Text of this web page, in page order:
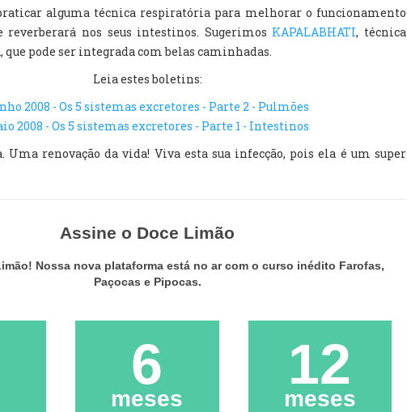
alguma técnica respiratória para melhorar o funcionamento
reverberará nos seus intestinos. Sugerimos KAPALABHATI, técnica
pode ser integrada com belas caminhadas.
Leia estes boletins:
2008 - Os 5 sistemas excretores - Parte 2 - Pulmões
2008 - Os 5 sistemas excretores - Parte 1 - Intestinos
Uma renovação da vida! Viva esta sua infecção, pois ela é um super
Assine o Doce Limão
Nossa nova plataforma está no ar com o curso inédito Farofas,
Paçocas e Pipocas.
6
meses
12
meses